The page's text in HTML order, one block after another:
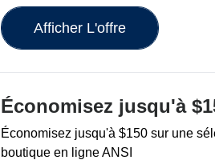
Afficher L'offre
Économisez jusqu'à
Économisez jusqu'à $150 sur une
boutique en ligne ANSI